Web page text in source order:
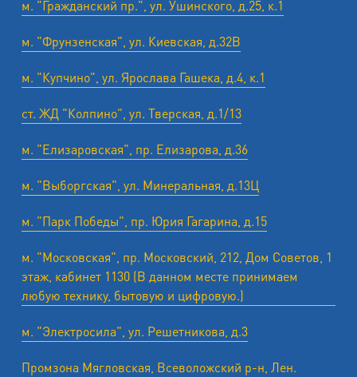
м. "Гражданский пр.", ул. Ушинского, д.25, к.1
м. "Фрунзенская", ул. Киевская, д.32В
м. "Купчино", ул. Ярослава Гашека, д.4, к.1
ст. ЖД "Колпино", ул. Тверская, д.1/13
м. "Елизаровская", пр. Елизарова, д.36
м. "Выборгская", ул. Минеральная, д.13Ц
м. "Парк Победы", пр. Юрия Гагарина, д.15
м. "Московская", пр. Московский, 212, Дом Советов, 1
этаж, кабинет 1130 (В данном месте принимаем
любую технику, бытовую и цифровую.)
м. "Электросила", ул. Решетникова, д.3
Промзона Мягловская, Всеволожский р-н, Лен.